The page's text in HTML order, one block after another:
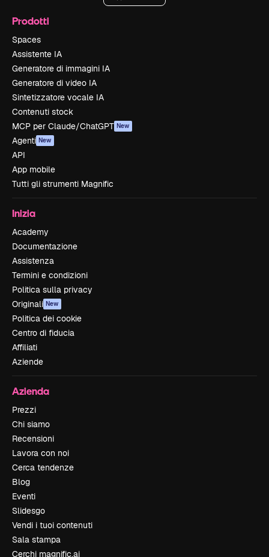
Prodotti
Spaces
Assistente IA
Generatore di immagini IA
Generatore di video IA
Sintetizzatore vocale IA
Contenuti stock
MCP per Claude/ChatGPT New
Agenti New
API
App mobile
Tutti gli strumenti Magnific
Inizia
Academy
Documentazione
Assistenza
Termini e condizioni
Politica sulla privacy
Originali New
Politica dei cookie
Centro di fiducia
Affiliati
Aziende
Azienda
Prezzi
Chi siamo
Recensioni
Lavora con noi
Cerca tendenze
Blog
Eventi
Slidesgo
Vendi i tuoi contenuti
Sala stampa
Cerchi magnific.ai